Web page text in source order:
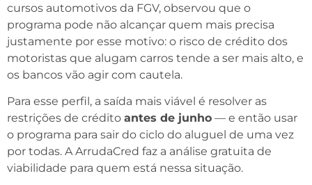
cursos automotivos da FGV, observou que o
programa pode não alcançar quem mais precisa
justamente por esse motivo: o risco de crédito dos
motoristas que alugam carros tende a ser mais alto, e
os bancos vão agir com cautela.
Para esse perfil, a saída mais viável é resolver as
restrições de crédito antes de junho — e então usar
o programa para sair do ciclo do aluguel de uma vez
por todas. A ArrudaCred faz a análise gratuita de
viabilidade para quem está nessa situação.